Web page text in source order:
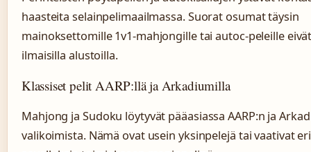
haasteita selainpelimaailmassa. Suorat osumat täysin
mainoksettomille 1v1-mahjongille tai autoc-peleille
ilmaisilla alustoilla.
Klassiset pelit AARP:llä ja Arkadiumilla
Mahjong ja Sudoku löytyvät pääasiassa AARP:n ja
valikoimista. Nämä ovat usein yksinpelejä tai vaativat